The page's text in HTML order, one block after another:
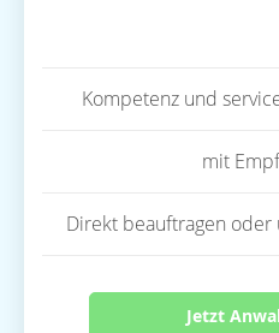
Kompetenz und
mit
Direkt beauftragen
Jetzt